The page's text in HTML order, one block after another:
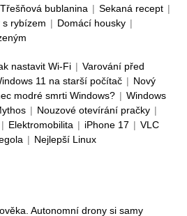
Třešňová bublanina | Sekaná recept |
s rybízem | Domácí housky |
nastavit Wi-Fi | Varování před
11 na starší počítač | Nový
modré smrti Windows? | Windows
| Nouzové otevírání pračky |
| Elektromobilita | iPhone 17 | VLC
| Nejlepší Linux
Autonomní drony si samy